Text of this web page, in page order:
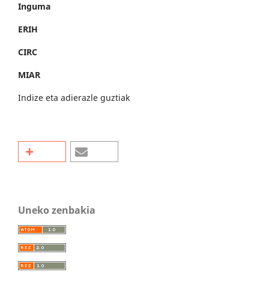
Inguma
ERIH
CIRC
MIAR
Indize eta adierazle guztiak
Uneko zenbakia